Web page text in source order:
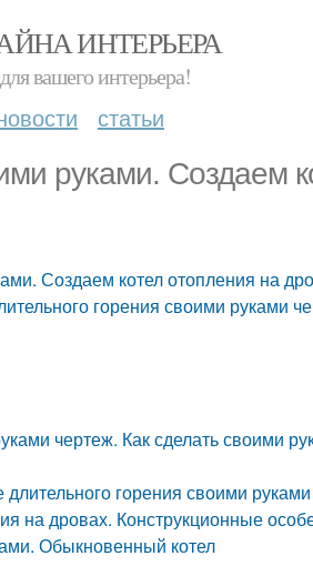
ИНТЕРЬЕРА
вашего интерьера!
статьи
руками. Создаем
Создаем котел отопления на
горения своими руками
чертеж. Как сделать своими
горения своими
на дровах. Конструкционные
Обыкновенный котел